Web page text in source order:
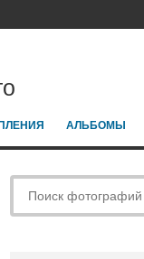
АЛЬБОМЫ